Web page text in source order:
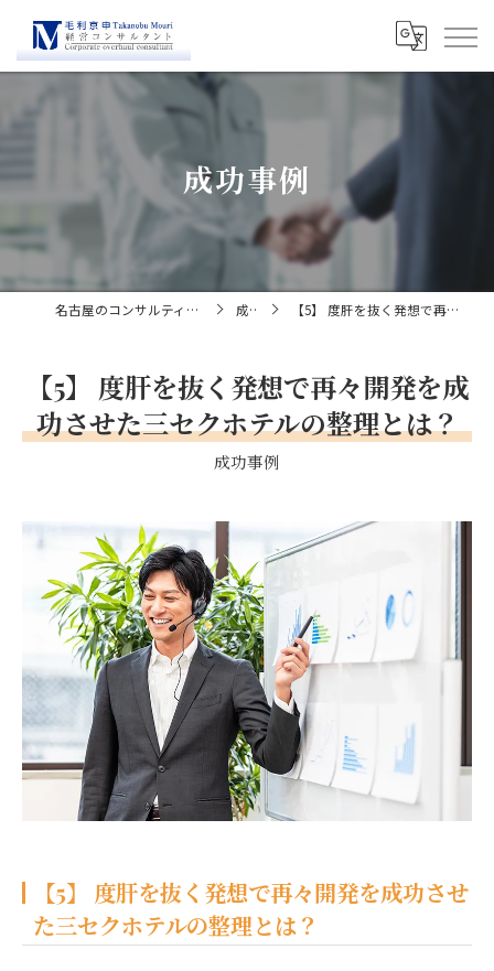
成功事例
名古屋のコンサルティングなら経営コンサルタント毛利京申 成功事例 【5】 度肝を抜く発想で再々開発を成功させた三セクホテルの整理とは？
成功事例
【5】 度肝を抜く発想で再々開発を成
功させた三セクホテルの整理とは？
【5】 度肝を抜く発想で再々開発を成功させ
た三セクホテルの整理とは？